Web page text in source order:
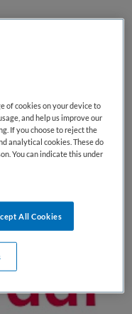
- Poli
is niet meer actueel.
vacatures die voor u
of cookies on your device to
and help us improve our
If you choose to reject the
analytical cookies. These do
You can indicate this under
All Cookies